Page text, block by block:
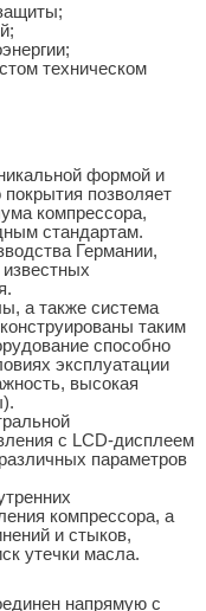
техническом
формой и
позволяет
компрессора,
стандартам.
Германии,
а также система
таким
способно
эксплуатации
высокая
с LCD-дисплеем
параметров
компрессора, а
и стыков,
утечки масла.
напрямую с